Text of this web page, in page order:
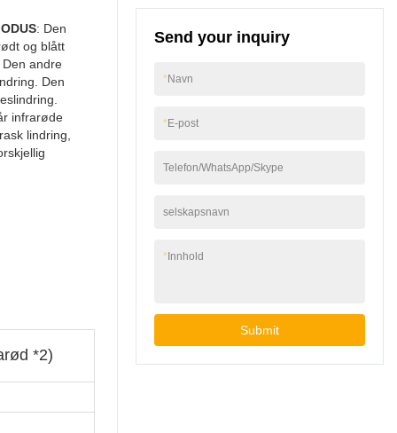
: Den
og blått
andre
Den
infrarøde
lindring,
*2)
Send your inquiry
*Navn
*E-post
Telefon/WhatsApp/Skype
selskapsnavn
*Innhold
Submit